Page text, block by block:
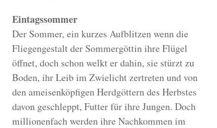
Eintagssommer
Der Sommer, ein kurzes Aufblitzen wenn die
Fliegengestalt der Sommergöttin ihre Flügel
öffnet, doch schon welkt er dahin, sie stürzt zu
Boden, ihr Leib im Zwielicht zertreten und von
den ameisenköpfigen Herdgöttern des Herbstes
davon geschleppt, Futter für ihre Jungen. Doch
millionenfach werden ihre Nachkommen im